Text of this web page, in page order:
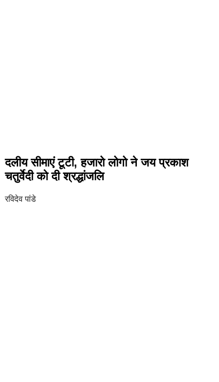
दलीय सीमाएं टूटी, हजारो लोगो ने जय प्रकाश
चतुर्वेदी को दी श्रद्धांजलि
रविदेव पांडे